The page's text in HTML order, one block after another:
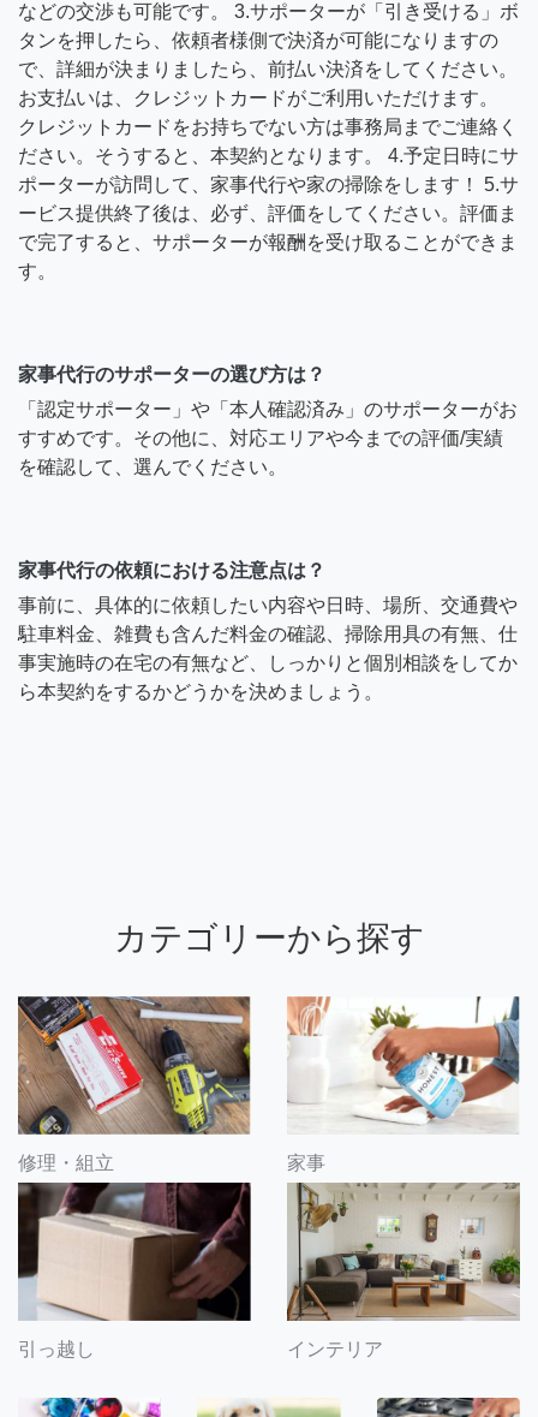
などの交渉も可能です。 3.サポーターが「引き受ける」ボ
タンを押したら、依頼者様側で決済が可能になりますの
で、詳細が決まりましたら、前払い決済をしてください。
お支払いは、クレジットカードがご利用いただけます。
クレジットカードをお持ちでない方は事務局までご連絡く
ださい。そうすると、本契約となります。 4.予定日時にサ
ポーターが訪問して、家事代行や家の掃除をします！ 5.サ
ービス提供終了後は、必ず、評価をしてください。評価ま
で完了すると、サポーターが報酬を受け取ることができま
す。
家事代行のサポーターの選び方は？
「認定サポーター」や「本人確認済み」のサポーターがお
すすめです。その他に、対応エリアや今までの評価/実績
を確認して、選んでください。
家事代行の依頼における注意点は？
事前に、具体的に依頼したい内容や日時、場所、交通費や
駐車料金、雑費も含んだ料金の確認、掃除用具の有無、仕
事実施時の在宅の有無など、しっかりと個別相談をしてか
ら本契約をするかどうかを決めましょう。
カテゴリーから探す
修理・組立 家事
引っ越し インテリア